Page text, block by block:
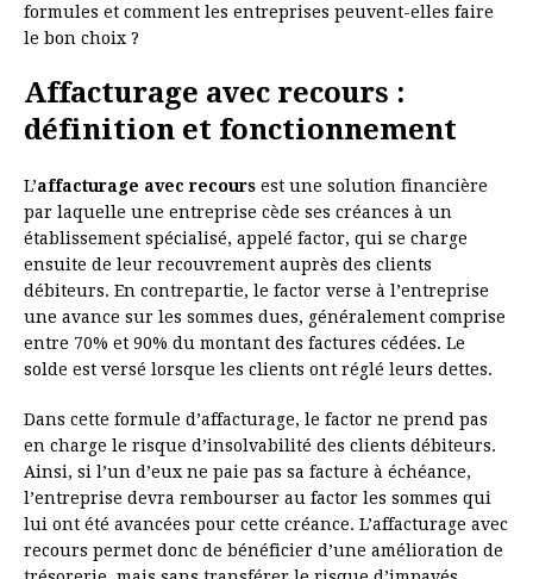
formules et comment les entreprises peuvent-elles faire
le bon choix ?
Affacturage avec recours :
définition et fonctionnement
L’affacturage avec recours est une solution financière
par laquelle une entreprise cède ses créances à un
établissement spécialisé, appelé factor, qui se charge
ensuite de leur recouvrement auprès des clients
débiteurs. En contrepartie, le factor verse à l’entreprise
une avance sur les sommes dues, généralement comprise
entre 70% et 90% du montant des factures cédées. Le
solde est versé lorsque les clients ont réglé leurs dettes.
Dans cette formule d’affacturage, le factor ne prend pas
en charge le risque d’insolvabilité des clients débiteurs.
Ainsi, si l’un d’eux ne paie pas sa facture à échéance,
l’entreprise devra rembourser au factor les sommes qui
lui ont été avancées pour cette créance. L’affacturage avec
recours permet donc de bénéficier d’une amélioration de